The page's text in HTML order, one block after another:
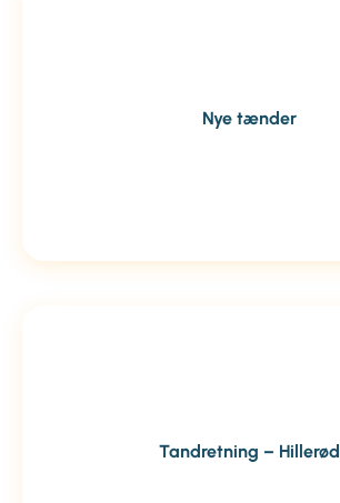
Nye tænder
Tandretning – Hillerød